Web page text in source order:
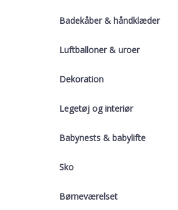
Badekåber & håndklæder
Luftballoner & uroer
Dekoration
Legetøj og interiør
Babynests & babylifte
Sko
Børneværelset